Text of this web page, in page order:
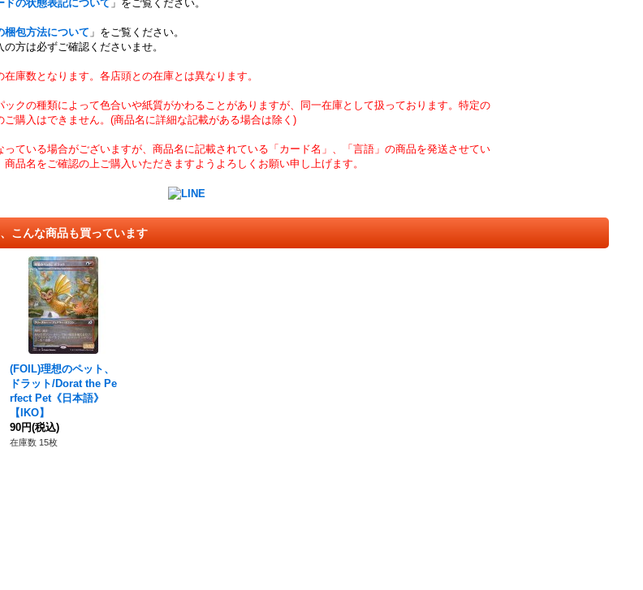
ドの状態表記について 」をご覧ください。
梱包方法について 」をご覧ください。
方は必ずご確認くださいませ。
庫数となります。各店頭との在庫とは異なります。
クの種類によって色合いや紙質がかわることがありますが、同一在庫として扱っております。特定の
購入はできません。(商品名に詳細な記載がある場合は除く)
ている場合がございますが、商品名に記載されている「カード名」、「言語」の商品を発送させてい
品名をご確認の上ご購入いただきますようよろしくお願い申し上げます。
こんな商品も買っています
(FOIL)理想のペット、
ドラット/Dorat the Pe
rfect Pet《日本語》
【IKO】
90円(税込)
在庫数 15枚